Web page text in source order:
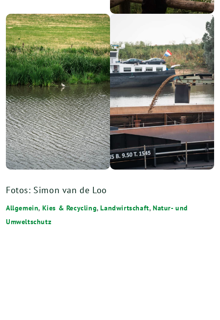
Fotos: Simon van de Loo
Allgemein, Kies & Recycling,Landwirtschaft,Natur- und
Umweltschutz